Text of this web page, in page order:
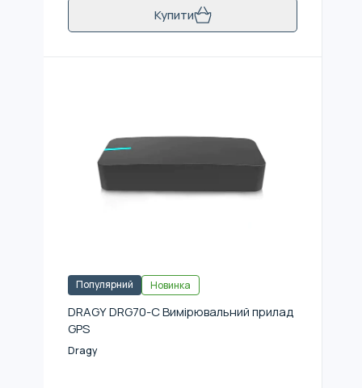
Купити
Популярний Новинка
DRAGY DRG70-C Вимірювальний прилад
GPS
Dragy